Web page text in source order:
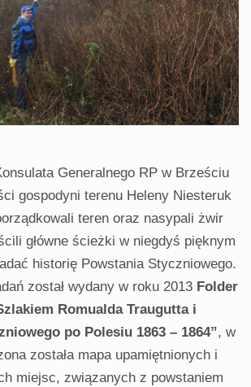
Generalnego RP w Brześciu
gospodyni terenu Heleny Niesteruk
teren oraz nasypali żwir
główne ścieżki w niegdyś pięknym
historię Powstania Styczniowego.
został wydany w roku 2013 Folder
Romualda Traugutta i
po Polesiu 1863 – 1864”, w
została mapa upamiętnionych i
miejsc, związanych z powstaniem